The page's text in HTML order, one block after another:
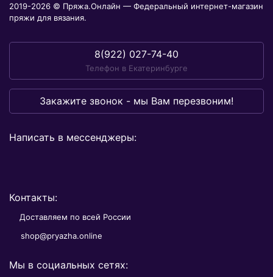
2019-2026 © Пряжа.Онлайн — Федеральный интернет-магазин
пряжи для вязания.
8(922) 027-74-40
Телефон в Екатеринбурге
Закажите звонок - мы Вам перезвоним!
Написать в мессенджеры:
Контакты:
Доставляем по всей России
shop@pryazha.online
Мы в социальных сетях: